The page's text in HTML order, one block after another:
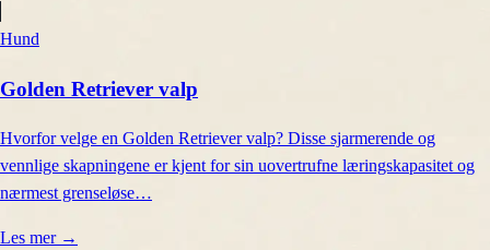
Hund
Golden Retriever valp
Hvorfor velge en Golden Retriever valp? Disse sjarmerende og
vennlige skapningene er kjent for sin uovertrufne læringskapasitet og
nærmest grenseløse…
Les mer →